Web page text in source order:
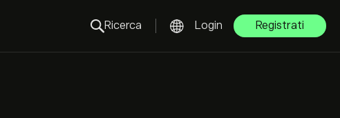
Ricerca Login Registrati